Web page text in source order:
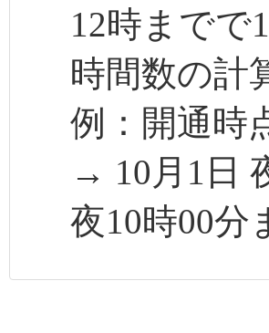
12時までで
時間数の計
例：開通時
→ 10月1日
夜10時00分